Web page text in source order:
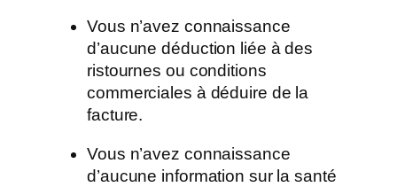
Vous n’avez connaissance
d’aucune déduction liée à des
ristournes ou conditions
commerciales à déduire de la
facture.
Vous n’avez connaissance
d’aucune information sur la santé